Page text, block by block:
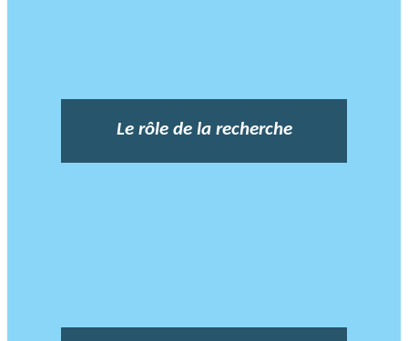
Le rôle de la recherche